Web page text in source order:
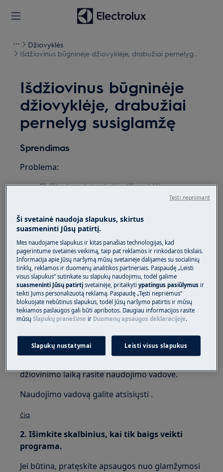
Džiovyklės
Išdžiovinus būgninėje džiovyklėje, drabužiai pernelyg
Išdžiovinus būgninėje
džiovyklėje, drabužiai
pernelyg susiglamžę
Sprendimas
Problema:
Išdžiovinus būgninėje džiovyklėje,
Taikoma:
Ventiliuojamosioms džiovyklėms
Kondensacinėms džiovyklėms
Džiovyklėms su šilumos siurbliu
Sprendimas:
1. Pasirinkite tinkamą džiovinimo programą.
nedžiovinkite per ilgai.
džiovinimo laiką rasite naudojimo vadove.
Naudojimo vadovą galite atsisiųsti .
čia
2. Išimkite skalbinius, kai tik baigs veikti
programa.
Jei būtina, pratęskite apsaugos nuo glamžymosi
Ši svetainė naudoja slapukus, skirtus
suasmeninti Jūsų patirtį.
Mes naudojame slapukus ir kitas panašias technologijas, kad
pagerintume svetainės veikimą, taip pat reklamos ir rinkodaros tikslais.
Informacija apie Jūsų naršymą mūsų svetainėje dalijamės su socialinių
tinklų, reklamos ir duomenų analitikos partneriais. Paspaudę „Leisti
visus slapukus“ sutinkate su slapukų naudojimu, todėl galime
suasmeninti Jūsų patirtįsvetainėje, pritaikytiypatingus pasiūlymus ir
teikti Jums personalizuotą reklamą. Paspaudę „Tęsti nepriėmus“
blokuojate nebūtinus slapukus, todėl Jūsų naršymo patirtis ir mūsų
teikiamos paslaugos gali būti apribotos. Daugiau informacijos rasite
mūsųSlapukų pranešime ir Duomenų apsaugos deklaracijoje.
Slapukų nustatymai Leisti visus slapukus
Tęsti nepriimant